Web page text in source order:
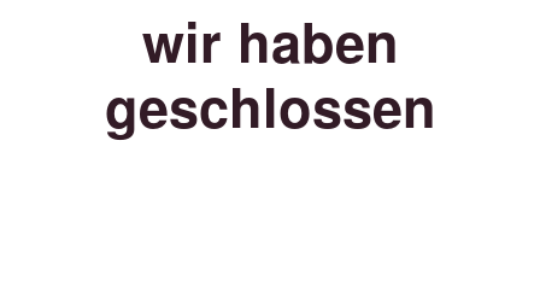
wir haben
geschlossen